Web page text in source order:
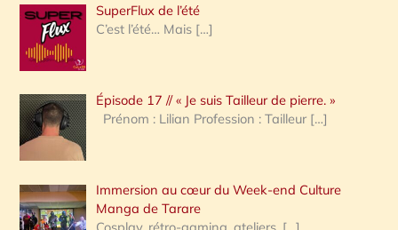
e
r
c
h
e
:
SuperFlux de l’été
C’est l’été… Mais […]
Épisode 17 // « Je suis Tailleur de pierre. »
Prénom : Lilian Profession : Tailleur […]
Immersion au cœur du Week-end Culture
Manga de Tarare